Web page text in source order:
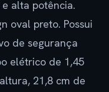
alta potência.
oval preto. Possui
de segurança
elétrico de 1,45
21,8 cm de